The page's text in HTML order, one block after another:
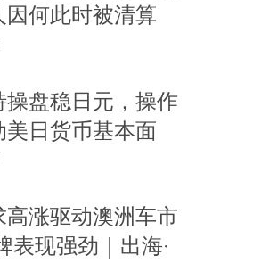
因何此时被清算
盘稳日元，操作
日货币基本面
涨驱动澳洲车市
表现强劲｜出海·